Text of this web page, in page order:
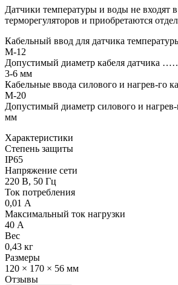
Датчики температуры и воды не входят
терморегуляторов и приобретаются
Кабельный ввод для датчика
М-12
Допустимый диаметр кабеля
3-6 мм
Кабельные ввода силового и нагрев-
М-20
Допустимый диаметр силового и
мм
Характеристики
Степень защиты
IP65
Напряжение сети
220 В, 50 Гц
Ток потребления
0,01 А
Максимальный ток нагрузки
40 А
Вес
0,43 кг
Размеры
120 × 170 × 56 мм
Отзывы